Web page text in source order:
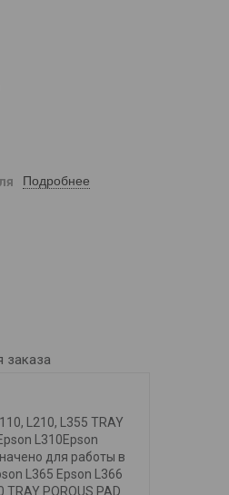
Подробнее
заказа
L210, L355 TRAY
L310Epson
для работы в
L365 Epson L366
TRAY POROUS PAD